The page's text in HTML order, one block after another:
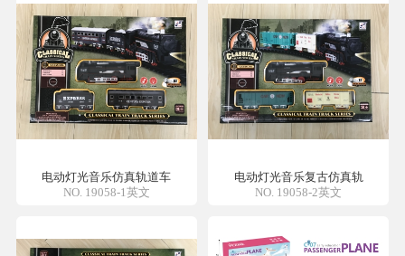
电动灯光音乐仿真轨道车
NO. 19058-1英文
电动灯光音乐复古仿真轨
NO. 19058-2英文